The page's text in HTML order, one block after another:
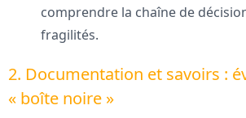
comprendre la chaîne de
fragilités.
2. Documentation et savoirs :
« boîte noire »